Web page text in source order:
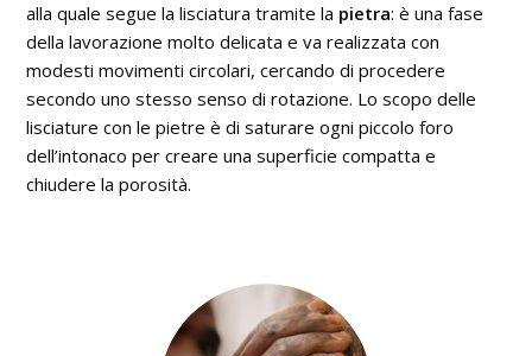
alla quale segue la lisciatura tramite la pietra: è una fase
della lavorazione molto delicata e va realizzata con
modesti movimenti circolari, cercando di procedere
secondo uno stesso senso di rotazione. Lo scopo delle
lisciature con le pietre è di saturare ogni piccolo foro
dell’intonaco per creare una superficie compatta e
chiudere la porosità.